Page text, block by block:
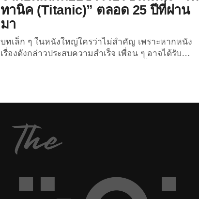
1. ไททานิค (Titanic) 2....
ทานิค (Titanic)” ตลอด 25 ปีที่ผ่าน
มา
บทเล็ก ๆ ในหนังใหญ่ใครว่าไม่สำคัญ เพราะหากหนัง
เรื่องดังกล่าวประสบความสำเร็จ เพื่อน ๆ อาจได้รับ
ได้เผยกับสำนักข่าว “Business Insider” เมื่อปลายเดือน
มกราคม...